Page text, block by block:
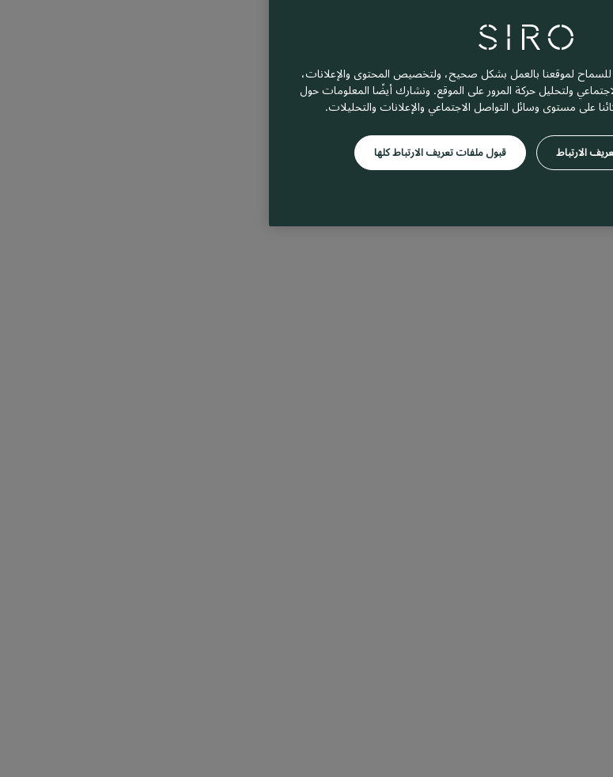
لموقعنا بالعمل بشكل صحيح، ولتخصيص المحتوى والإعلانات،
ولتحليل حركة المرور على الموقع. ونشارك أيضًا المعلومات حول
على مستوى وسائل التواصل الاجتماعي والإعلانات والتحليلات.
قبول ملفات تعريف الارتباط كلها الارتباط